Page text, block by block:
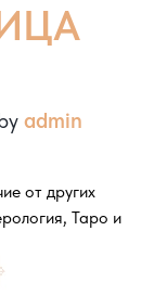
admin
от других
Таро и